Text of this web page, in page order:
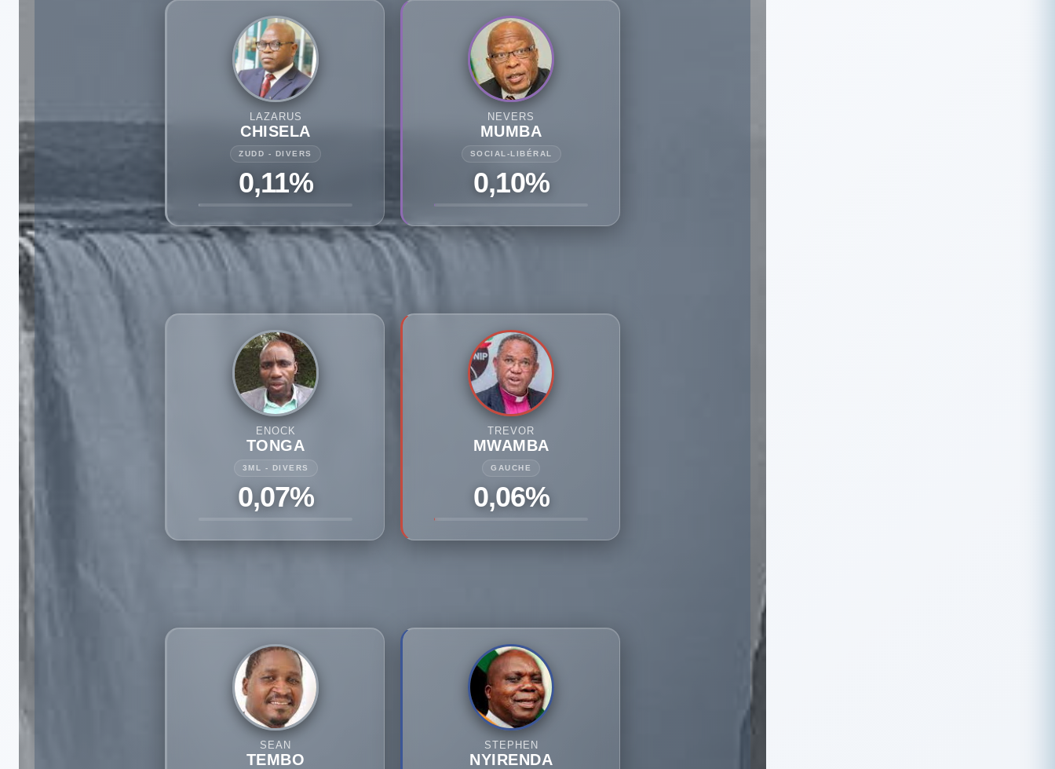
LAZARUS
CHISELA
ZUDD - DIVERS
0,11%
NEVERS
MUMBA
SOCIAL-LIBÉRAL
0,10%
ENOCK
TONGA
3ML - DIVERS
0,07%
TREVOR
MWAMBA
GAUCHE
0,06%
SEAN
TEMBO
STEPHEN
NYIRENDA